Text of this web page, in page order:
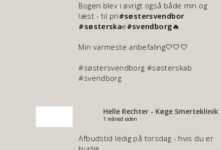
Bogen blev i øvrigt også både min og
læst - til pri#søstersvendbor
#søsterskae#svendborg🔥
Min varmeste anbefaling🤍🤍🤍
#søstersvendborg #søsterskab
#svendborg
Helle Rechter - Køge Smerteklinik
1 måned siden
Afbudstid ledig på torsdag - hvis du er